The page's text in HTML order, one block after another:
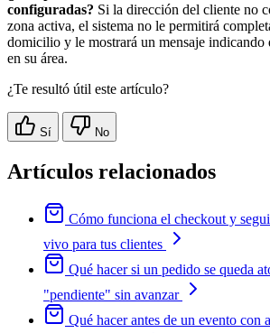
configuradas? Si la dirección del cliente no
zona activa, el sistema no le permitirá
domicilio y le mostrará un mensaje indicando
en su área.
¿Te resultó útil este artículo?
Sí No
Artículos relacionados
Cómo funciona el checkout y
vivo para tus clientes
Qué hacer si un pedido se queda
"pendiente" sin avanzar
Qué hacer antes de un evento con